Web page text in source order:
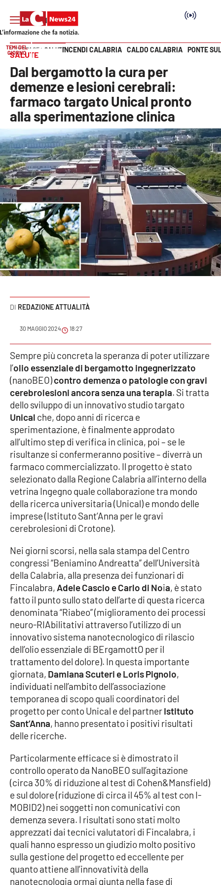
Cronaca
Politica
Attualità
Economia e lavoro
Italia Mondo
Sanità
Sport
Cultura
Podcast
Meteo
Editoriali
VIDEO
Ambiente
Cronaca
Cultura
Economia e Lavoro
Politica
Società
Sport
RUBRICHE
Good Morning Vietnam
Parchi Marini Calabria
Leggendo Alvaro insieme
Imprese Di Calabria
Venti di comunicazione
STREAMING
LaC TV
LaC Network
Vai
TEMI DEL
GIORNO
INCENDI CALABRIA CALDO CALABRIA PONTE
HOME PAGE SALUTE
SALUTE
Dal bergamotto la cura per
demenze e lesioni cerebrali:
farmaco targato Unical pronto
alla sperimentazione clinica
REDAZIONE ATTUALITÀ
30 MAGGIO 2024 18:27
Sempre più concreta la speranza di poter utilizzare
l’olio essenziale di bergamotto ingegnerizzato
(nanoBEO)contro demenza o patologie con gravi
cerebrolesioni ancora senza una terapia. Si tratta
dello sviluppo di un innovativo studio targato
Unical che, dopo anni di ricerca e
sperimentazione, è finalmente approdato
all’ultimo step di verifica in clinica, poi – se le
risultanze si confermeranno positive – diverrà un
farmaco commercializzato. Il progetto è stato
selezionato dalla Regione Calabria all’interno della
vetrina Ingegno quale collaborazione tra mondo
della ricerca universitaria (Unical) e mondo delle
imprese (Istituto Sant’Anna per le gravi
cerebrolesioni di Crotone).
Nei giorni scorsi, nella sala stampa del Centro
congressi “Beniamino Andreatta” dell’Università
della Calabria, alla presenza dei funzionari di
Fincalabra, Adele Cascio e Carlo di Noia, è stato
fatto il punto sullo stato dell’arte di questa ricerca
denominata “Riabeo” (miglioramento dei processi
neuro-RIAbilitativi attraverso l’utilizzo di un
innovativo sistema nanotecnologico di rilascio
dell’olio essenziale di BErgamottO per il
trattamento del dolore). In questa importante
giornata, Damiana Scuteri e Loris Pignolo,
individuati nell’ambito dell’associazione
temporanea di scopo quali coordinatori del
progetto per conto Unical e del partnerIstituto
Sant’Anna, hanno presentato i positivi risultati
delle ricerche.
Particolarmente efficace si è dimostrato il
controllo operato da NanoBEO sull’agitazione
(circa 30% di riduzione al test di Cohen&Mansfield)
e sul dolore (riduzione di circa il 45% al test con I-
MOBID2) nei soggetti non comunicativi con
demenza severa. I risultati sono stati molto
apprezzati dai tecnici valutatori di Fincalabra, i
quali hanno espresso un giudizio molto positivo
sulla gestione del progetto ed eccellente per
quanto attiene all’innovatività della
nanotecnologia ormai giunta nella fase di